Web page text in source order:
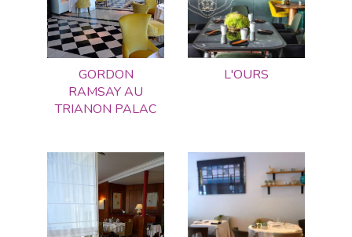
GORDON
RAMSAY AU
TRIANON PALAC
L'OURS